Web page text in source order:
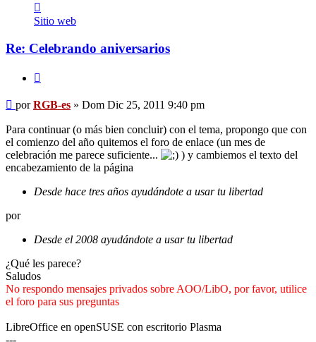
RGB-
es
Sitio web
Re: Celebrando aniversarios
Mensaje
porRGB-es » Dom Dic 25, 2011 9:40 pm
Para continuar (o más bien concluir) con el tema, propongo que con
el comienzo del año quitemos el foro de enlace (un mes de
celebración me parece suficiente...
) y cambiemos el texto del
encabezamiento de la página
Desde hace tres años ayudándote a usar tu libertad
por
Desde el 2008 ayudándote a usar tu libertad
¿Qué les parece?
Saludos
No respondo mensajes privados sobre AOO/LibO, por favor, utilice
el foro para sus preguntas
LibreOffice en openSUSE con escritorio Plasma
---